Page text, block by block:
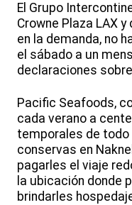
El Grupo
Crowne Plaza LAX
en la demanda, no
el sábado a un
declaraciones
Pacific Seafoods,
cada verano a
temporales de todo
conservas en
pagarles el viaje
la ubicación donde
brindarles